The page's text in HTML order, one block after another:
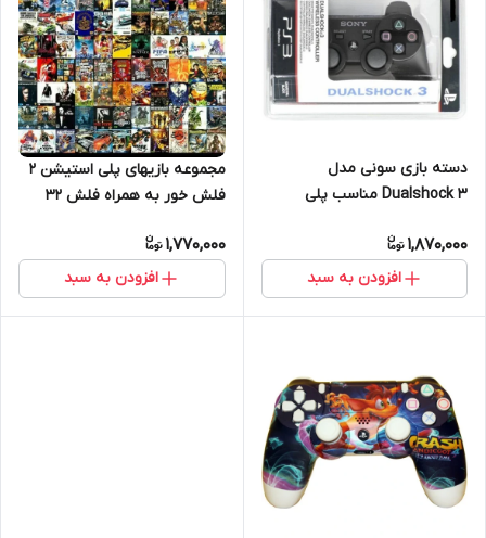
دسته بازی سونی مدل
Dualshock 3 مناسب پلی
1,870,000
افزودن به سبد
مجموعه بازیهای پلی استیشن 2
فلش خور به همراه فلش 32
1,770,000
افزودن به سبد